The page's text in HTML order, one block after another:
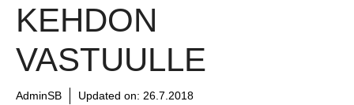
KEHDON
VASTUULLE
AdminSB Updated on: 26.7.2018